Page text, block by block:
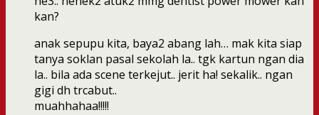
kan?
anak sepupu kita, baya2 abang lah… mak kita siap
tanya soklan pasal sekolah la.. tgk kartun ngan dia
la.. bila ada scene terkejut.. jerit ha! sekalik.. ngan
gigi dh trcabut..
muahhahaa!!!!!